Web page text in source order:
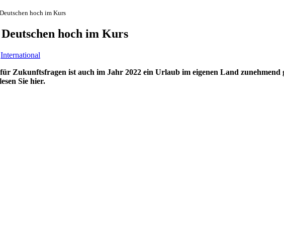
hoch im Kurs
hoch im Kurs
International
Zukunftsfragen ist auch im Jahr 2022 ein Urlaub im eigenen Land zunehmend
Sie hier.